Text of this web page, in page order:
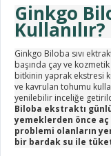
Ginkgo
Kullanılır?
Ginkgo Biloba sıvı
başında çay ve
bitkinin yaprak ekstresi
ve kavrulan tohumu
yenilebilir inceliğe
Biloba ekstraktı
yemeklerden önce
problemi olanların
bir bardak su ile